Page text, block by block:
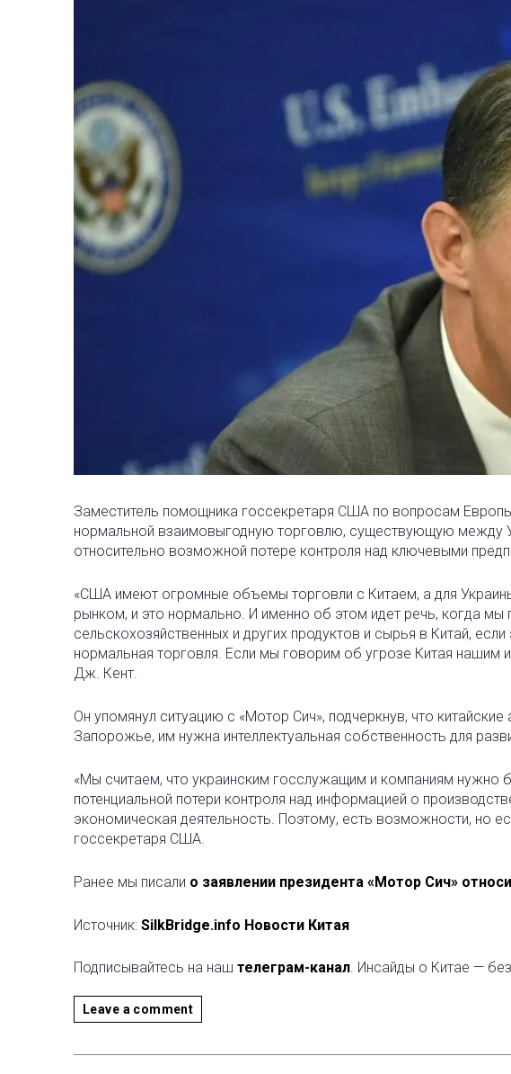
Заместитель помощника госсекретаря США по вопросам
нормальной взаимовыгодную торговлю, существующую между
относительно возможной потере контроля над ключевыми
«США имеют огромные объемы торговли с Китаем, а для
рынком, и это нормально. И именно об этом идет речь, когда мы
сельскохозяйственных и других продуктов и сырья в Китай,
нормальная торговля. Если мы говорим об угрозе Китая нашим
Дж. Кент.
Он упомянул ситуацию с «Мотор Сич», подчеркнув, что
Запорожье, им нужна интеллектуальная собственность для
«Мы считаем, что украинским госслужащим и компаниям нужно
потенциальной потери контроля над информацией о
экономическая деятельность. Поэтому, есть возможности, но
госсекретаря США.
Ранее мы писали о заявлении президента «Мотор Сич»
Источник: SilkBridge.info Новости Китая
Подписывайтесь на наш телеграм-канал. Инсайды о Китае —
Leave a comment